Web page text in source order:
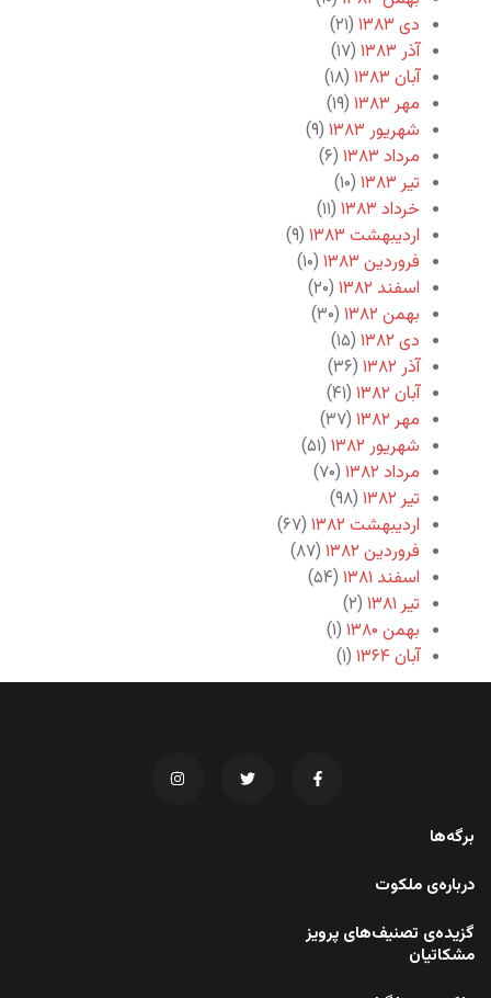
دی ۱۳۸۳
(۲۱)
آذر ۱۳۸۳
(۱۷)
آبان ۱۳۸۳
(۱۸)
مهر ۱۳۸۳
(۱۹)
شهریور ۱۳۸۳
(۹)
مرداد ۱۳۸۳
(۶)
تیر ۱۳۸۳
(۱۰)
خرداد ۱۳۸۳
(۱۱)
اردیبهشت ۱۳۸۳
(۹)
فروردین ۱۳۸۳
(۱۰)
اسفند ۱۳۸۲
(۲۰)
بهمن ۱۳۸۲
(۳۰)
دی ۱۳۸۲
(۱۵)
آذر ۱۳۸۲
(۳۶)
آبان ۱۳۸۲
(۴۱)
مهر ۱۳۸۲
(۳۷)
شهریور ۱۳۸۲
(۵۱)
مرداد ۱۳۸۲
(۷۰)
تیر ۱۳۸۲
(۹۸)
اردیبهشت ۱۳۸۲
(۶۷)
فروردین ۱۳۸۲
(۸۷)
اسفند ۱۳۸۱
(۵۴)
تیر ۱۳۸۱
(۲)
بهمن ۱۳۸۰
(۱)
آبان ۱۳۶۴
(۱)
برگه‌ها
درباره‌ی ملکوت
گزیده‌ی تصنیف‌های پرویز
مشکاتیان